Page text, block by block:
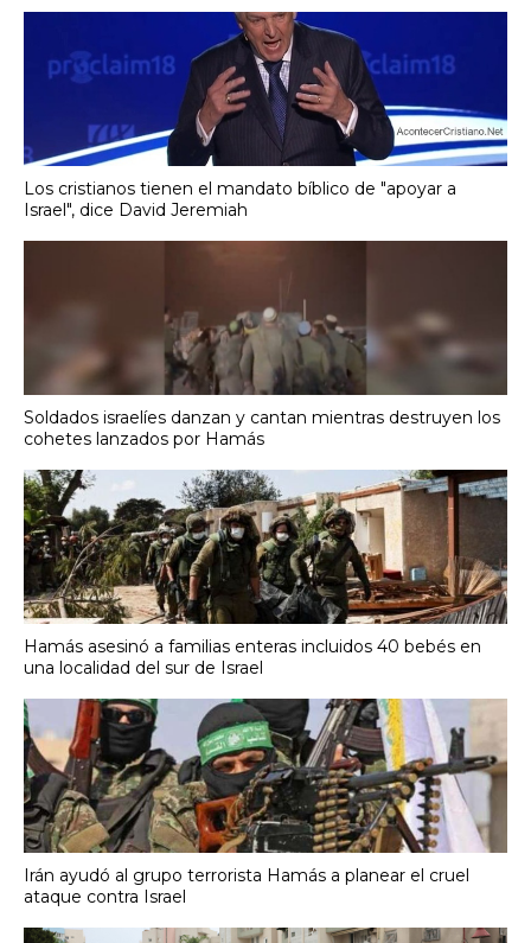
Los cristianos tienen el mandato bíblico de "apoyar a
Israel", dice David Jeremiah
Soldados israelíes danzan y cantan mientras destruyen los
cohetes lanzados por Hamás
Hamás asesinó a familias enteras incluidos 40 bebés en
una localidad del sur de Israel
Irán ayudó al grupo terrorista Hamás a planear el cruel
ataque contra Israel